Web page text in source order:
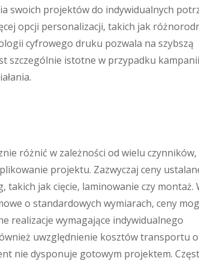
swoich projektów do indywidualnych
opcji personalizacji, takich jak
cyfrowego druku pozwala na szybszą
szczególnie istotne w przypadku kampanii
różnić w zależności od wielu czynników,
projektu. Zazwyczaj ceny
jak cięcie, laminowanie czy montaż.
o standardowych wymiarach, ceny
realizacje wymagające indywidualnego
uwzględnienie kosztów transportu
nie dysponuje gotowym projektem.